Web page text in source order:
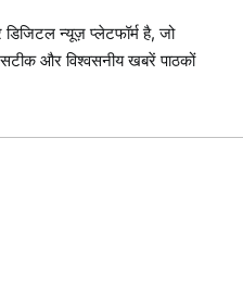
न्यूज़ प्लेटफॉर्म है, जो
और विश्वसनीय खबरें पाठकों